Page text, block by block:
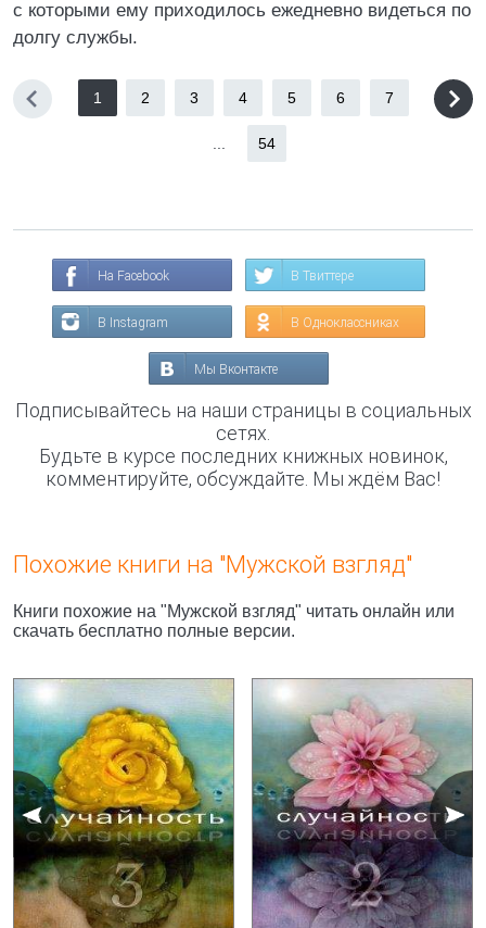
с которыми ему приходилось ежедневно видеться по
долгу службы.
1 2 3 4 5 6 7
54
На Facebook В Твиттере
В Instagram В Одноклассниках
Мы Вконтакте
Подписывайтесь на наши страницы в социальных
сетях.
Будьте в курсе последних книжных новинок,
комментируйте, обсуждайте. Мы ждём Вас!
Похожие книги на "Мужской взгляд"
Книги похожие на "Мужской взгляд" читать онлайн или
скачать бесплатно полные версии.